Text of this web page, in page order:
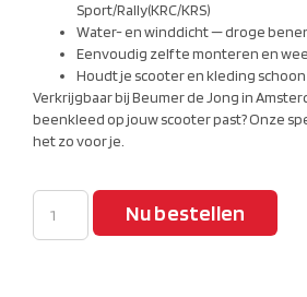
Sport/Rally(KRC/KRS)
Water- en winddicht — droge
Eenvoudig zelf te monteren en
Houdt je scooter en kleding schoon
Verkrijgbaar bij Beumer de Jong in
beenkleed op jouw scooter past? Onze
het zo voor je.
Nu bestellen